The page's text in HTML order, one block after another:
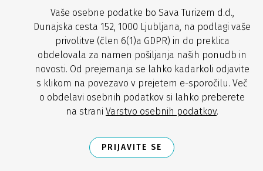
Vaše osebne podatke bo Sava Turizem d.d.,
Dunajska cesta 152, 1000 Ljubljana, na podlagi vaše
privolitve (člen 6(1)a GDPR) in do preklica
obdelovala za namen pošiljanja naših ponudb in
novosti. Od prejemanja se lahko kadarkoli odjavite
s klikom na povezavo v prejetem e-sporočilu. Več
o obdelavi osebnih podatkov si lahko preberete
na strani Varstvo osebnih podatkov.
PRIJAVITE SE